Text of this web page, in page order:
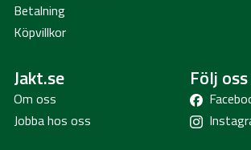
Betalning
Köpvillkor
Jakt.se
Om oss
Jobba hos oss
Följ oss